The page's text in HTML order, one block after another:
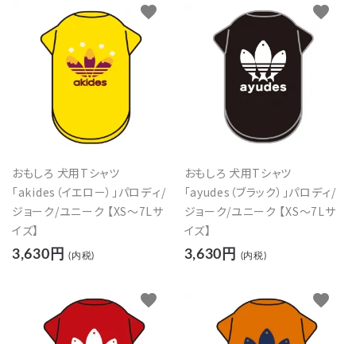
おもしろ 犬用Tシャツ
「akides（イエロー）」パロディ/
ジョーク/ユニーク 【XS～7Lサ
イズ】
3,630円 (内税)
favorite
おもしろ 犬用Tシャツ
「ayudes（ブラック）」パロディ/
ジョーク/ユニーク 【XS～7Lサ
イズ】
3,630円 (内税)
favorite
favorite favorite